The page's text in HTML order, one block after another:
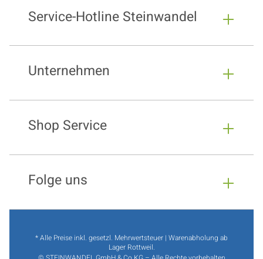
Service-Hotline Steinwandel
Unternehmen
Shop Service
Folge uns
* Alle Preise inkl. gesetzl. Mehrwertsteuer | Warenabholung ab
Lager Rottweil.